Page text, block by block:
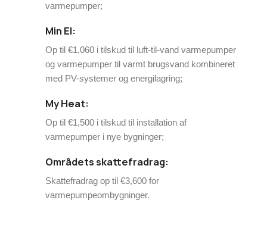
varmepumper;
Min El:
Op til €1,060 i tilskud til luft-til-vand varmepumper
og varmepumper til varmt brugsvand kombineret
med PV-systemer og energilagring;
My Heat:
Op til €1,500 i tilskud til installation af
varmepumper i nye bygninger;
Områdets skattefradrag:
Skattefradrag op til €3,600 for
varmepumpeombygninger.